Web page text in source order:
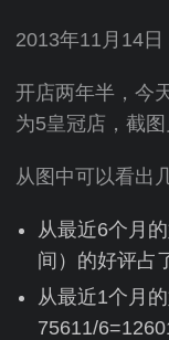
2013年11月14
开店两年半，今
为5皇冠店，截图
从图中可以看出
从最近6个月
间）的好评占
从最近1个月
75611/